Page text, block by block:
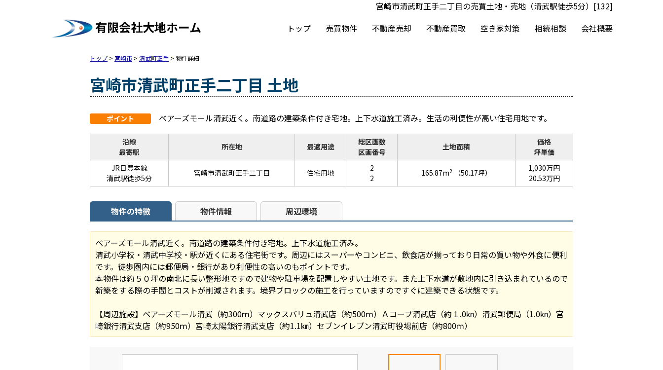
宮崎市清武町正手二丁目の売買土地・売地（清武駅徒歩5分）[132]
有限会社大地ホーム トップ 売買物件 不動産売却 不動産買取 空き家対策 相続相談 会社概要
トップ > 宮崎市 > 清武町正手 > 物件詳細
宮崎市清武町正手二丁目 土地
ポイント ベアーズモール清武近く。南道路の建築条件付き宅地。上下水道施工済み。生活の利便性が高い住宅用地です。
沿線
最寄駅
所在地 最適用途
総区画数
区画番号
土地面積
価格
坪単価
JR日豊本線
清武駅徒歩5分
宮崎市清武町正手二丁目 住宅用地
2
2
165.87m2 （50.17坪）
1,030万円
20.53万円
物件の特徴 物件情報 周辺環境
ベアーズモール清武近く。南道路の建築条件付き宅地。上下水道施工済み。
清武小学校・清武中学校・駅が近くにある住宅街です。周辺にはスーパーやコンビニ、飲食店が揃っており日常の買い物や外食に便利
です。徒歩圏内には郵便局・銀行があり利便性の高いのもポイントです。
本物件は約５０坪の南北に長い整形地ですので建物や駐車場を配置しやすい土地です。また上下水道が敷地内に引き込まれているので
新築をする際の手間とコストが削減されます。境界ブロックの施工を行っていますのですぐに建築できる状態です。
【周辺施設】ベアーズモール清武（約300ｍ）マックスバリュ清武店（約500ｍ）Ａコープ清武店（約１.0㎞）清武郵便局（1.0㎞）宮
崎銀行清武支店（約950ｍ）宮崎太陽銀行清武支店（約1.1㎞）セブンイレブン清武町役場前店（約800ｍ）